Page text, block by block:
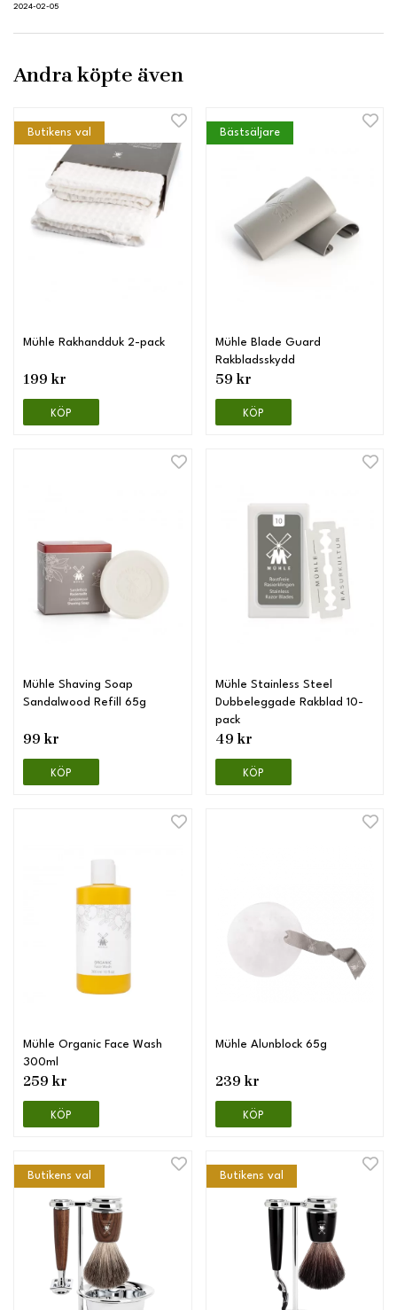
2024-02-05
Andra köpte även
Butikens val
Mühle Rakhandduk 2-pack
199 kr
KÖP
Bästsäljare
Mühle Blade Guard
Rakbladsskydd
59 kr
KÖP
Mühle Shaving Soap
Sandalwood Refill 65g
99 kr
KÖP
Mühle Stainless Steel
Dubbeleggade Rakblad 10-
pack
49 kr
KÖP
Mühle Organic Face Wash
300ml
259 kr
KÖP
Mühle Alunblock 65g
239 kr
KÖP
Butikens val Butikens val